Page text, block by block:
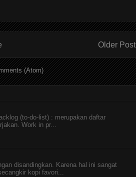
Older Post
(Atom)
(to-do-list) : merupakan daftar
Work in pr...
disandingkan. Karena hal ini sangat
kopi favori...